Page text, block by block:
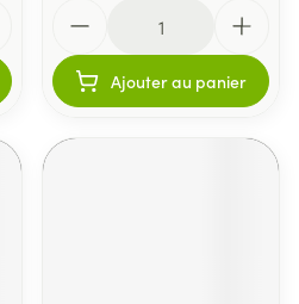
Ajouter au panier